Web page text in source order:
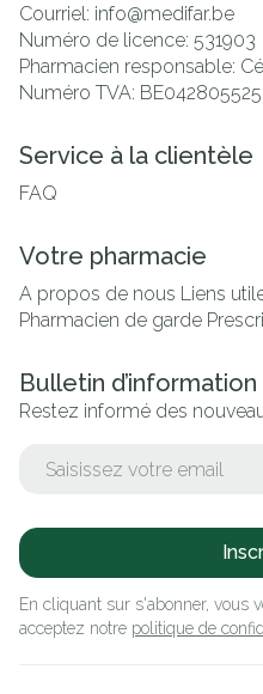
Courriel: info@medifar.be
Numéro de licence: 531903
Pharmacien responsable:
Numéro TVA:
Service à la clientèle
FAQ
Votre pharmacie
A propos de nous Liens
Pharmacien de garde
Bulletin d’information
Restez informé des
En cliquant sur s'abonner, vous
acceptez notre politique de